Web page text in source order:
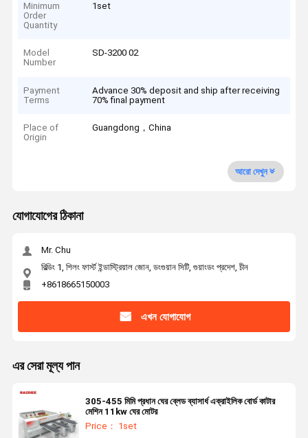
Minimum
Order
Quantity
1set
Model
Number
SD-3200 02
Payment
Terms
Advance 30% deposit and ship after receiving
70% final payment
Place of
Origin
Guangdong，China
আরো দেখুন
যোগাযোগের ঠিকানা
Mr. Chu
বিল্ডিং 1, শিলং ফার্স্ট ইন্ডাস্ট্রিয়াল জোন, ডংগুয়ান সিটি, গুয়াংডং প্রদেশ, চীন
+8618665150003
এখন যোগাযোগ
এর সেরা মূল্য পান
305-455 মিমি প্রধান ঘের ব্লেড ব্যাসার্ধ এক্রাইলিক বোর্ড কাটার
মেশিন 11kw ঘের মোটর
Price： 1set